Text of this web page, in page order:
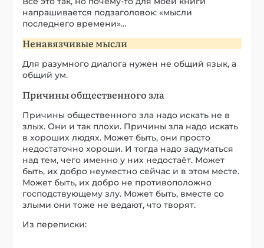
напрашивается подзаголовок: «мысли
последнего времени»…
Ненавязчивые мысли
Для разумного диалога нужен не общий язык, а
общий ум.
Причины общественного зла
Причины общественного зла надо искать не в
злых. Они и так плохи. Причины зла надо искать
в хороших людях. Может быть, они просто
недостаточно хороши. И тогда надо задуматься
над тем, чего именно у них недостаёт. Может
быть, их добро неуместно сейчас и в этом месте.
Может быть, их добро не противоположно
господствующему злу. Может быть, вместе со
злыми они тоже не ведают, что творят.
Из переписки: